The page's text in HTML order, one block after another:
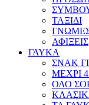
ΤΑΞΙΔΙ
ΑΦΙΞΕΙΣ
ΓΛΥΚΑ
ΣΝΑΚ
ΜΕΧΡΙ
ΟΛΟ